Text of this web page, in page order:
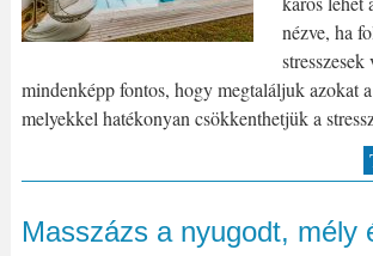
nézve, ha
mindenképp fontos, hogy megtaláljuk azokat
melyekkel hatékonyan csökkenthetjük a
Masszázs a nyugodt, mély